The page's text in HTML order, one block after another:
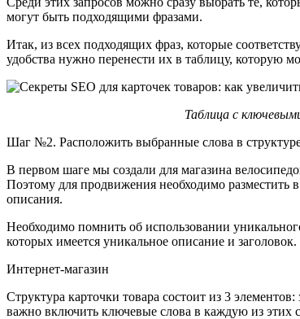
могут быть подходящими фразами.
Итак, из всех подходящих фраз, которые
удобства нужно перенести их в таблицу, которую
Таблица с
Шаг №2. Расположить выбранные слова в
В первом шаге мы создали для магазина
Поэтому для продвижения необходимо разместить
описания.
Необходимо помнить об использовании
которых имеется уникальное описание и
Интернет-магазин
Структура карточки товара состоит из 3
важно включить ключевые слова в каждую из этих